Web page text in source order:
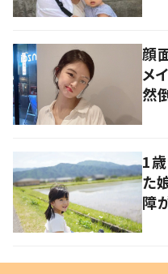
顔
メ
然
1
た
障